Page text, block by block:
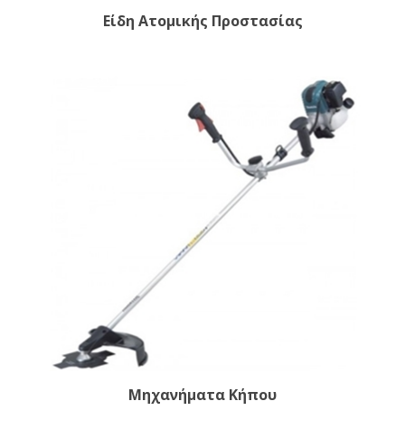
Είδη Ατομικής Προστασίας
Μηχανήματα Κήπου